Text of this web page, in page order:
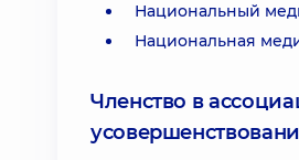
Национальный
Национальная
Членство в